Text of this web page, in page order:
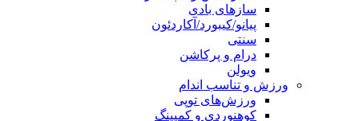
سازهای بادی
پیانو/کیبورد/آکاردئون
سنتی
درام و پرکاشن
ویولن
ورزش و تناسب اندام
ورزش‌های توپی
کوهنوردی و کمپینگ